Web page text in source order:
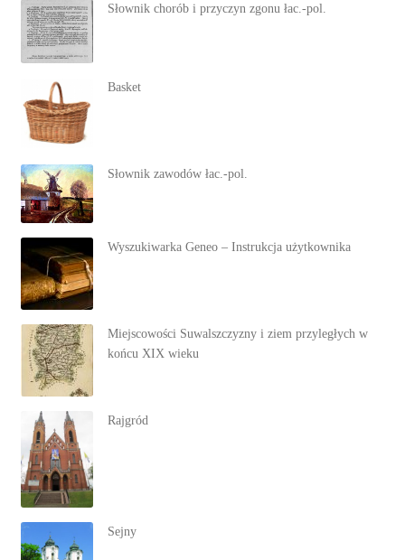
Słownik chorób i przyczyn zgonu łac.-pol.
Basket
Słownik zawodów łac.-pol.
Wyszukiwarka Geneo – Instrukcja użytkownika
Miejscowości Suwalszczyzny i ziem przyległych w
końcu XIX wieku
Rajgród
Sejny